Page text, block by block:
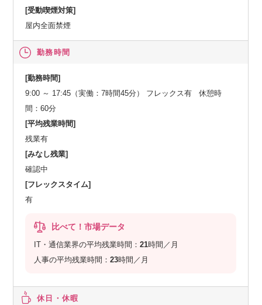
[受動喫煙対策]
屋内全面禁煙
勤務時間
[勤務時間]
9:00 ～ 17:45（実働：7時間45分） フレックス有 休憩時
間：60分
[平均残業時間]
残業有
[みなし残業]
確認中
[フレックスタイム]
有
比べて！市場データ
IT・通信業界の平均残業時間：21時間／月
人事の平均残業時間：23時間／月
休日・休暇